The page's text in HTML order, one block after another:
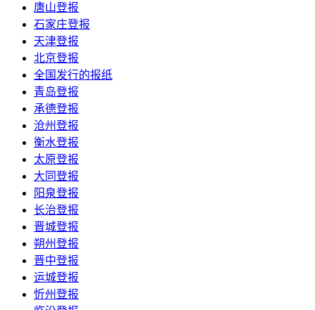
唐山登报
石家庄登报
天津登报
北京登报
全国发行的报纸
青岛登报
承德登报
沧州登报
衡水登报
太原登报
大同登报
阳泉登报
长治登报
晋城登报
朔州登报
晋中登报
运城登报
忻州登报